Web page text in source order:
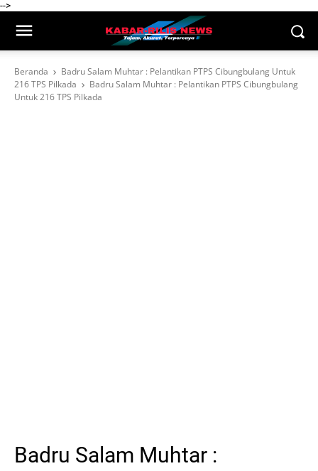
-->
Beranda
Badru Salam Muhtar : Pelantikan PTPS Cibungbulang Untuk
216 TPS Pilkada
Badru Salam Muhtar : Pelantikan PTPS Cibungbulang
Untuk 216 TPS Pilkada
Badru Salam Muhtar :